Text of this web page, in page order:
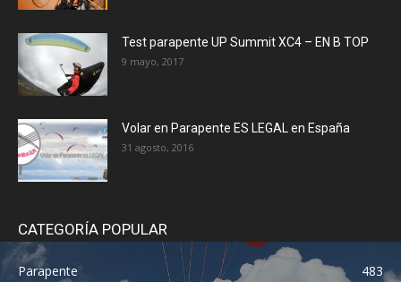
Test parapente UP Summit XC4 – EN B TOP
9 mayo, 2017
Volar en Parapente ES LEGAL en España
31 agosto, 2016
CATEGORÍA POPULAR
Parapente 483